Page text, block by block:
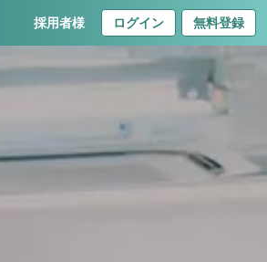
採用者様 ログイン 無料登録